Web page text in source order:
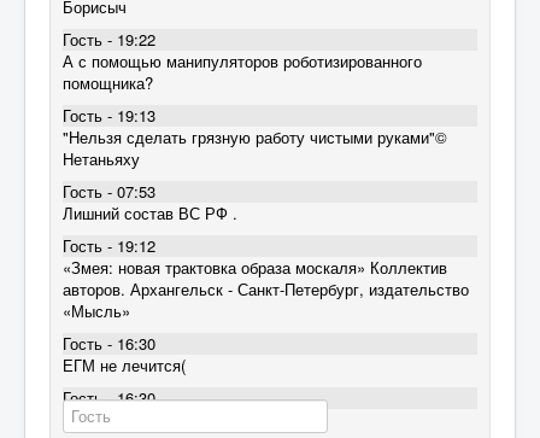
Борисыч
Гость - 19:22
А с помощью манипуляторов роботизированного
помощника?
Гость - 19:13
"Нельзя сделать грязную работу чистыми руками"©
Нетаньяху
Гость - 07:53
Лишний состав ВС РФ .
Гость - 19:12
«Змея: новая трактовка образа москаля» Коллектив
авторов. Архангельск - Санкт-Петербург, издательство
«Мысль»
Гость - 16:30
ЕГМ не лечится(
Гость - 16:30
ЕГМ не лечится(